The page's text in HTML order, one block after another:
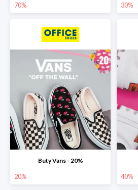
70% 30%
Buty Vans - 20%
20% 40%